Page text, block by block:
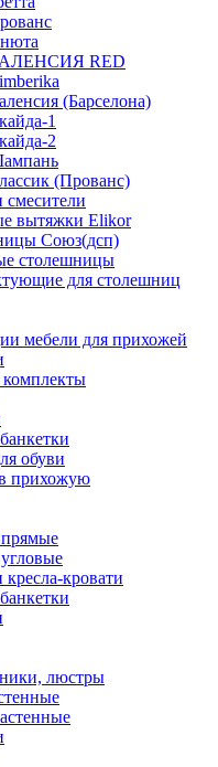
RED
(Барселона)
1
2
(Прованс)
вытяжки Elikor
Союз(дсп)
столешницы
для столешниц
мебели для прихожей
обуви
прихожую
кресла-кровати
люстры